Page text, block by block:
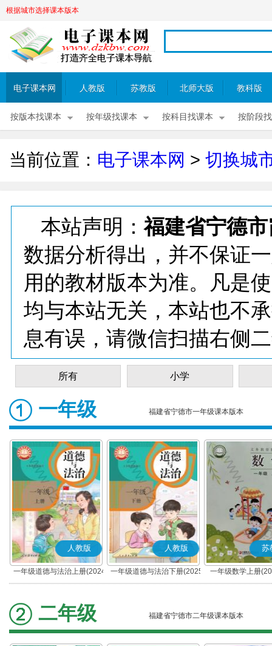
根据城市选择课本版本
电子课本网 人教版 苏教版 北师大版 教科版
按版本找课本 按年级找课本 按科目找课本 按阶段
当前位置： 电子课本网 > 切换城
本站声明：福建省宁德
数据分析得出，并不保证
用的教材版本为准。凡是
均与本站无关，本站也不
息有误，请微信扫描右侧
所有 小学
一年级 福建省宁德市一年级课本版本
人教版
一年级道德与法治上册(2024
秋版)(部编版)
人教版
一年级道德与法治下册(2025
春版)(部编版)
苏
一年级数学上册
二年级 福建省宁德市二年级课本版本